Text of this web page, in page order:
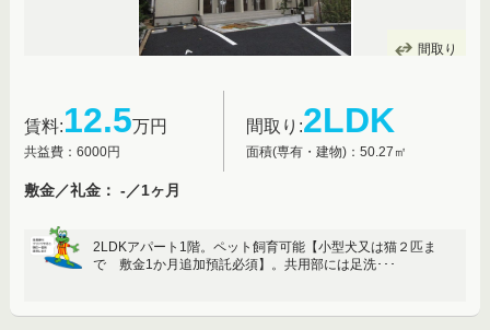
間取り
賃料:12.5万円
共益費：6000円
間取り:2LDK
面積(専有・建物)：50.27㎡
敷金／礼金： -／1ヶ月
2LDKアパート1階。ペット飼育可能【小型犬又は猫２匹ま
で 敷金1か月追加預託必須】。共用部には足洗･･･